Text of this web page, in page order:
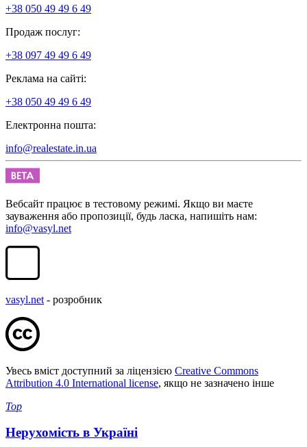
+38 050 49 49 6 49
Продаж послуг:
+38 097 49 49 6 49
Реклама на сайті:
+38 050 49 49 6 49
Електронна пошта:
info@realestate.in.ua
Вебсайт працює в тестовому режимі. Якщо ви маєте
зауваження або пропозиції, будь ласка, напишіть нам:
info@vasyl.net
vasyl.net - розробник
Увесь вміст доступний за ліцензією Creative Commons
Attribution 4.0 International license, якщо не зазначено інше
Top
Нерухомість в Україні